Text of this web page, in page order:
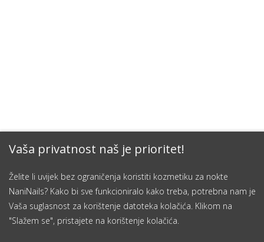
Vaša privatnost naš je prioritet!
Želite li uvijek bez ograničenja koristiti kozmetiku za nokte
NaniNails? Kako bi sve funkcioniralo kako treba, potrebna nam je
Vaša suglasnost za korištenje datoteka kolačića. Klikom na
"Slažem se", pristajete na korištenje kolačića.